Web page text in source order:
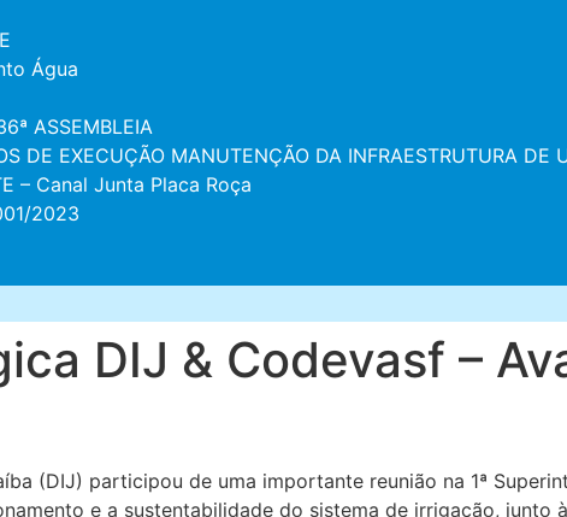
Água
ASSEMBLEIA
DE EXECUÇÃO MANUTENÇÃO DA INFRAESTRUTURA DE
– Canal Junta Placa Roça
2023
DIJ & Codevasf –
(DIJ) participou de uma importante reunião na 1ª
e a sustentabilidade do sistema de irrigação,